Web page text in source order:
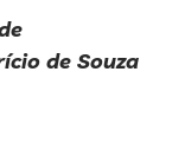
de Souza